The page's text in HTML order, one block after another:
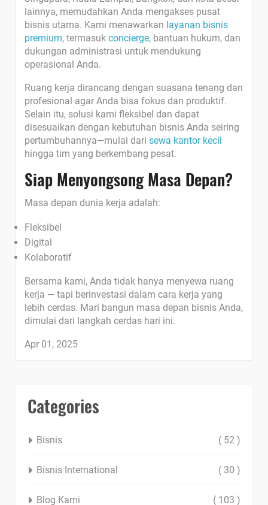
lainnya, memudahkan Anda mengakses pusat
bisnis utama. Kami menawarkan layanan bisnis
premium, termasuk concierge, bantuan hukum, dan
dukungan administrasi untuk mendukung
operasional Anda.
Ruang kerja dirancang dengan suasana tenang dan
profesional agar Anda bisa fokus dan produktif.
Selain itu, solusi kami fleksibel dan dapat
disesuaikan dengan kebutuhan bisnis Anda seiring
pertumbuhannya—mulai dari sewa kantor kecil
hingga tim yang berkembang pesat.
Siap Menyongsong Masa Depan?
Masa depan dunia kerja adalah:
Fleksibel
Digital
Kolaboratif
Bersama kami, Anda tidak hanya menyewa ruang
kerja — tapi berinvestasi dalam cara kerja yang
lebih cerdas. Mari bangun masa depan bisnis Anda,
dimulai dari langkah cerdas hari ini.
Apr 01, 2025
Categories
Bisnis ( 52 )
Bisnis International ( 30 )
Blog Kami ( 103 )